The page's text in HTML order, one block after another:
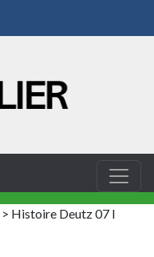
> Histoire Deutz 07 I